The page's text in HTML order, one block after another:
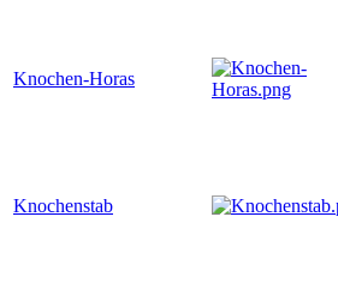
Knochen-Horas
Knochenstab